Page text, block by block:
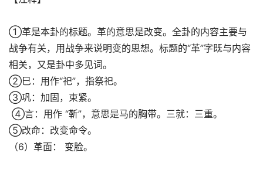
①革是本卦的标题。革的意思是改变。全卦的内容主要与
战争有关，用战争来说明变的思想。标题的“革”字既与内容
相关，又是卦中多见词。
②巳：用作“祀”，指祭祀。
③巩：加固，束紧。
④言：用作 “靳”，意思是马的胸带。三就：三重。
⑤改命：改变命令。
（6）革面： 变脸。